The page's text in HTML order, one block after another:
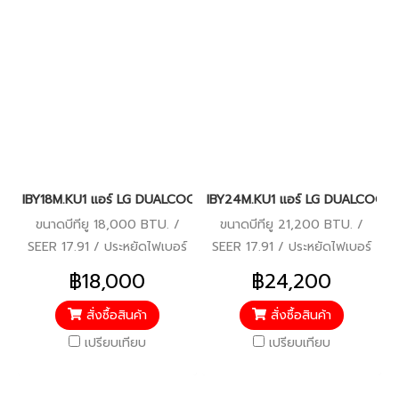
IBY18M.KU1 แอร์ LG DUALCOOL IBY แอร์แอลจี อินเวอร์เตอร์ น้ำ
ขนาดบีทียู 18,000 BTU. /
SEER 17.91 / ประหยัดไฟเบอร์
5 / ราคารวมบริการติดตั้งแล้ว*
฿18,000
สั่งซื้อสินค้า
เปรียบเทียบ
IBY24M.KU1 แอร์ LG
ขนาดบีทียู 21,200 BTU. /
SEER 17.91 / ประหยัดไฟเบอร์
5 / ราคารวมบริการติดตั้งแล้ว*
฿24,200
สั่งซื้อสินค้า
เปรียบเทียบ